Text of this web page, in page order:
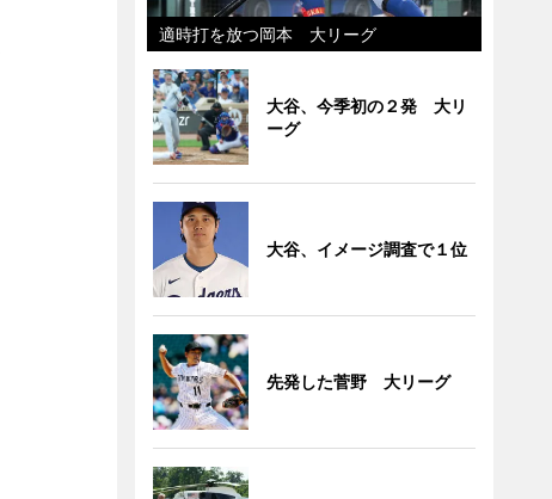
適時打を放つ岡本 大リーグ
大谷、今季初の２発 大リ
ーグ
大谷、イメージ調査で１位
先発した菅野 大リーグ